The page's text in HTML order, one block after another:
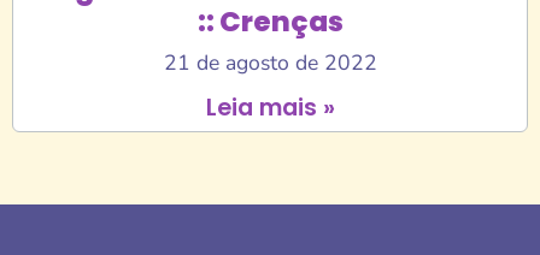
:: Crenças
21 de agosto de 2022
Leia mais »